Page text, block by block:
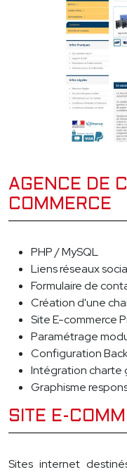
AGENCE DE
COMMERCE
PHP / MySQL
Liens réseaux
Formulaire de
Création d'une
Site E-commerce
Paramétrage
Configuration
Intégration charte
Graphisme
SITE E-
Sites internet